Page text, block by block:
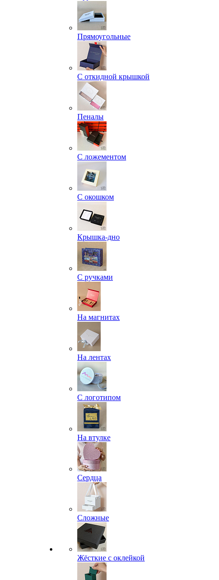
Прямоугольные
С откидной крышкой
Пеналы
С ложементом
С окошком
Крышка-дно
С ручками
На магнитах
На лентах
С логотипом
На втулке
Сердца
Сложные
Жёсткие с оклейкой